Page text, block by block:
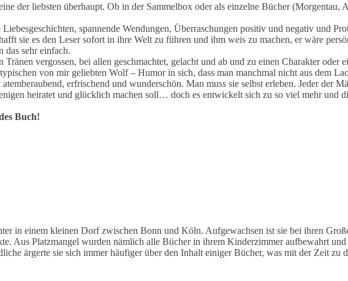
der liebsten überhaupt. Ob in der Sammelbox oder als einzelne Bücher (Morgentau,
spannende Wendungen, Überraschungen positiv und negativ und
sie es den Leser sofort in ihre Welt zu führen und ihm weis zu machen, er wäre
das sehr einfach.
vergossen, bei allen geschmachtet, gelacht und ab und zu einen Charakter oder
von mir geliebten Wolf – Humor in sich, dass man manchmal nicht aus dem
erfrischend und wunderschön. Man muss sie selbst erleben. Jeder der
heiratet und glücklich machen soll… doch es entwickelt sich zu so viel mehr und
Buch!
in einem kleinen Dorf zwischen Bonn und Köln. Aufgewachsen ist sie bei ihren
Aus Platzmangel wurden nämlich alle Bücher in ihrem Kinderzimmer aufbewahrt und
ärgerte sie sich immer häufiger über den Inhalt einiger Bücher, was mit der Zeit zu